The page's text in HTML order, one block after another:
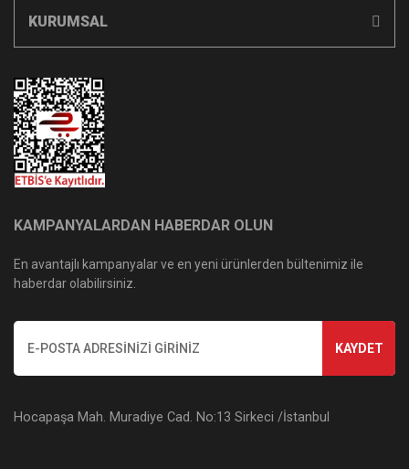
KURUMSAL
KAMPANYALARDAN HABERDAR OLUN
En avantajlı kampanyalar ve en yeni ürünlerden bültenimiz ile
haberdar olabilirsiniz.
KAYDET
Hocapaşa Mah. Muradiye Cad. No:13 Sirkeci /İstanbul